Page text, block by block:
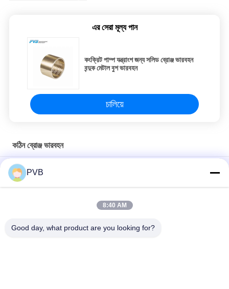
এর সেরা মূল্য পান
কংক্রিট পাম্প যন্ত্রাংশ জন্য সলিড ব্রোঞ্জ ভারবহন
বন্দুক মেটাল বুশ ভারবহন
চালিয়ে
কঠিন ব্রোঞ্জ ভারবহন
উচ্চ শক্তি সলিড ব্রোঞ্জ বিয়ারিং ব্রাস হাতা বুশিং
বিশেষ উচ্চ কঠোরতা উচ্চ প্রসার্য ব্রোঞ্জ বুশিং তেল লুব্রিকেটেড ব্রোঞ্জ বিয়ারিং বুশিং JDB-
PVB
8:40 AM
Good day, what product are you looking for?